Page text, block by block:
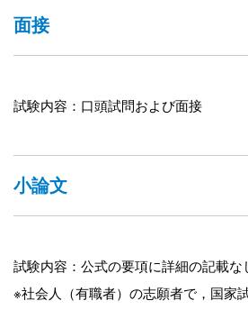
面接
試験内容：口頭試問および面接
小論文
試験内容：公式の要項に詳細の記載な
※社会人（有職者）の志願者で，国家